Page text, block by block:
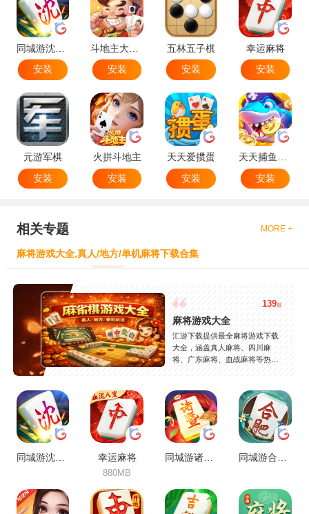
同城游沈阳麻将
安装
安装
五林五子棋
安装
幸运麻将
安装
元游军棋
安装
火拼斗地主
安装
天天爱掼蛋
安装
安装
相关专题 MORE +
麻将游戏大全,真人/地方/单机麻将下载合集
139款
麻将游戏大全
汇游下载提供最全麻将游戏下载
大全，涵盖真人麻将、四川麻
将、广东麻将、血战麻将等热门
富，安全稳定，持续更新。
同城游沈阳麻将 幸运麻将
880MB
同城游诸暨包麻将